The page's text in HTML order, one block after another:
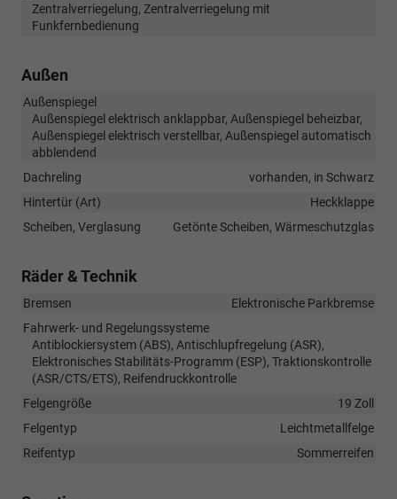
Zentralverriegelung, Zentralverriegelung mit
Funkfernbedienung
Außen
Außenspiegel
Außenspiegel elektrisch anklappbar, Außenspiegel beheizbar,
Außenspiegel elektrisch verstellbar, Außenspiegel automatisch
abblendend
Dachreling
vorhanden, in Schwarz
Hintertür (Art)
Heckklappe
Scheiben, Verglasung
Getönte Scheiben, Wärmeschutzglas
Räder & Technik
Bremsen
Elektronische Parkbremse
Fahrwerk- und Regelungssysteme
Antiblockiersystem (ABS), Antischlupfregelung (ASR),
Elektronisches Stabilitäts-Programm (ESP), Traktionskontrolle
(ASR/CTS/ETS), Reifendruckkontrolle
Felgengröße
19 Zoll
Felgentyp
Leichtmetallfelge
Reifentyp
Sommerreifen